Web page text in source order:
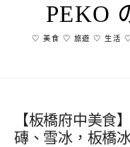
PEKO
♡ 美食 ♡ 旅遊 ♡ 生活 ♡
【板橋府中美食
磚、雪冰，板橋